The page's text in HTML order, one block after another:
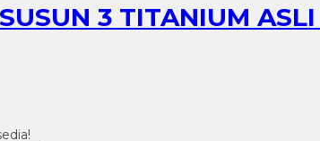
3 TITANIUM